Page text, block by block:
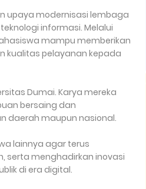
upaya modernisasi lembaga
informasi. Melalui
mampu memberikan
kualitas pelayanan kepada
Dumai. Karya mereka
bersaing dan
daerah maupun nasional.
lainnya agar terus
serta menghadirkan inovasi
di era digital.